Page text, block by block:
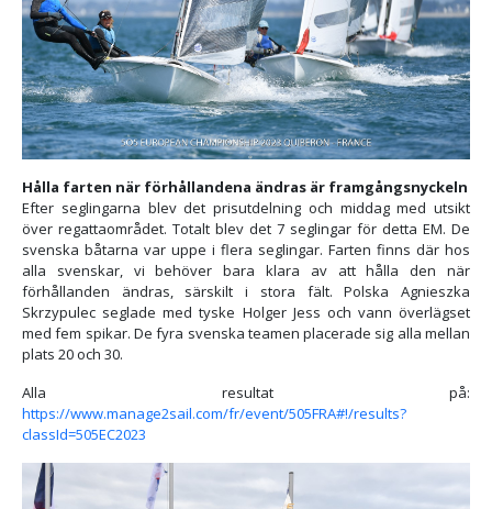
Hålla farten när förhållandena ändras är framgångsnyckeln
Efter seglingarna blev det prisutdelning och middag med utsikt
över regattaområdet. Totalt blev det 7 seglingar för detta EM. De
svenska båtarna var uppe i flera seglingar. Farten finns där hos
alla svenskar, vi behöver bara klara av att hålla den när
förhållanden ändras, särskilt i stora fält. Polska Agnieszka
Skrzypulec seglade med tyske Holger Jess och vann överlägset
med fem spikar. De fyra svenska teamen placerade sig alla mellan
plats 20 och 30.
Alla resultat på:
https://www.manage2sail.com/fr/event/505FRA#!/results?
classId=505EC2023